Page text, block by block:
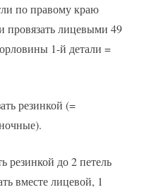
по правому краю
провязать лицевыми 49
1-й детали =
резинкой (=
резинкой до 2 петель
вместе лицевой, 1